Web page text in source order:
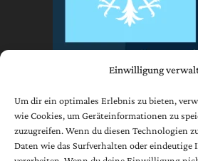
Einwilligung
Um dir ein optimales Erlebnis zu bieten,
wie Cookies, um Geräteinformationen zu
zuzugreifen. Wenn du diesen Technologien
Daten wie das Surfverhalten oder eindeutige
Impressum